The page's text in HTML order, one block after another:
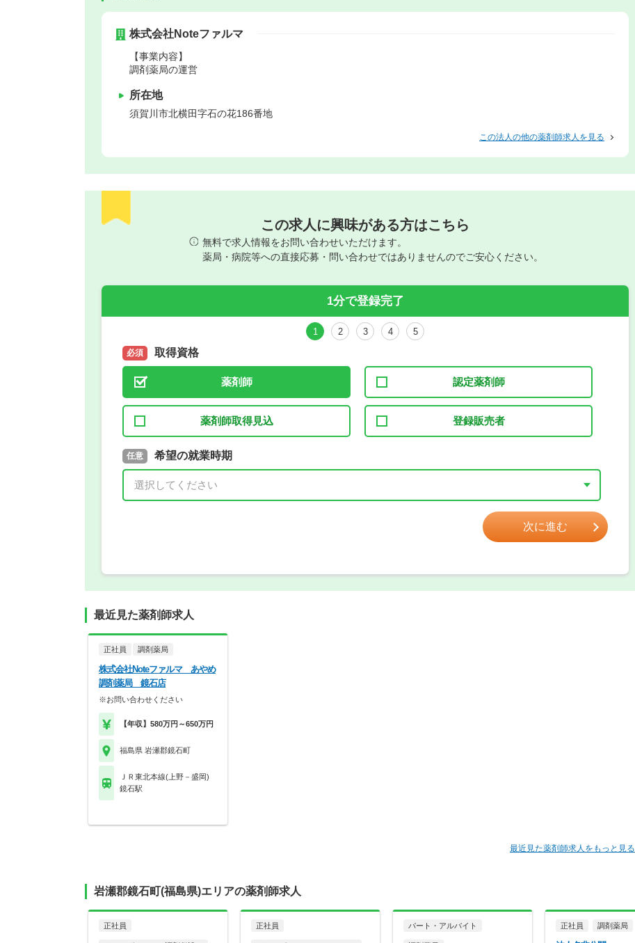
株式会社Noteファルマ
【事業内容】
調剤薬局の運営
所在地
須賀川市北横田字石の花186番地
この法人の他の薬剤師求人を見る
この求人に興味がある方はこちら
無料で求人情報をお問い合わせいただけます。
薬局・病院等への直接応募・問い合わせではありませんのでご安心ください。
1分で登録完了
1 2 3 4 5
必須 取得資格
薬剤師 認定薬剤師
薬剤師取得見込 登録販売者
必須 取得予定年
年 3月
任意 希望の就業時期
次に進む
最近見た薬剤師求人
正社員 調剤薬局
株式会社Noteファルマ あやめ
調剤薬局 鏡石店
※お問い合わせください
【年収】580万円～650万円
福島県 岩瀬郡鏡石町
ＪＲ東北本線(上野－盛岡)
鏡石駅
最近見た薬剤師求人をもっと見る
岩瀬郡鏡石町(福島県)エリアの薬剤師求人
正社員 正社員 パート・アルバイト 正社員 調剤薬局